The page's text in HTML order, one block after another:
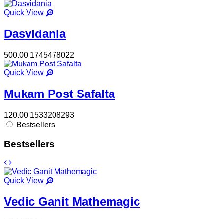
Quick View
Dasvidania
500.00 1745478022
Quick View
Mukam Post Safalta
120.00 1533208293
Bestsellers
Bestsellers
Quick View
Vedic Ganit Mathemagic